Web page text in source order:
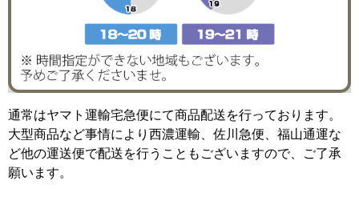
通常はヤマト運輸宅急便にて商品配送を行っております。
大型商品など事情により西濃運輸、佐川急便、福山通運な
ど他の運送便で配送を行うこともございますので、ご了承
願います。